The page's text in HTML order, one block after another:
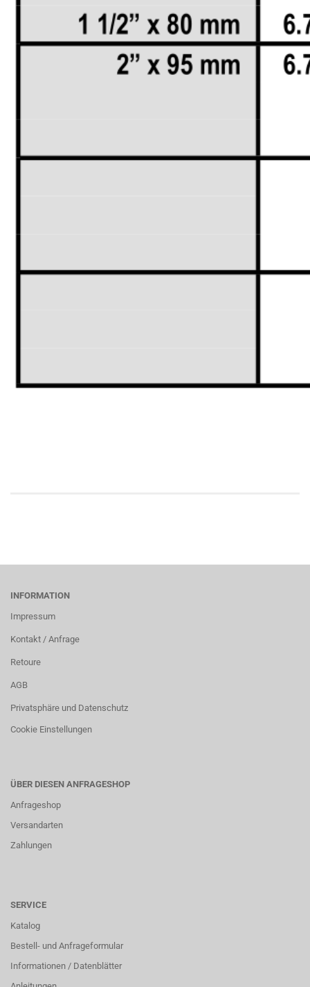
INFORMATION
Impressum
Kontakt / Anfrage
Retoure
AGB
Privatsphäre und Datenschutz
Cookie Einstellungen
ÜBER DIESEN ANFRAGESHOP
Anfrageshop
Versandarten
Zahlungen
SERVICE
Katalog
Bestell- und Anfrageformular
Informationen / Datenblätter